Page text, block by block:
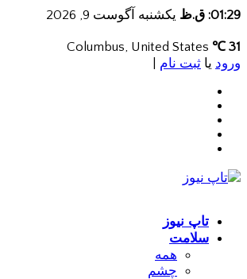
01:29: ق.ظ یکشنبه آگوست 9, 2026
31 ℃
ورود یا ثبت نام
تاپ نیوز
سلامت
همه
چشم